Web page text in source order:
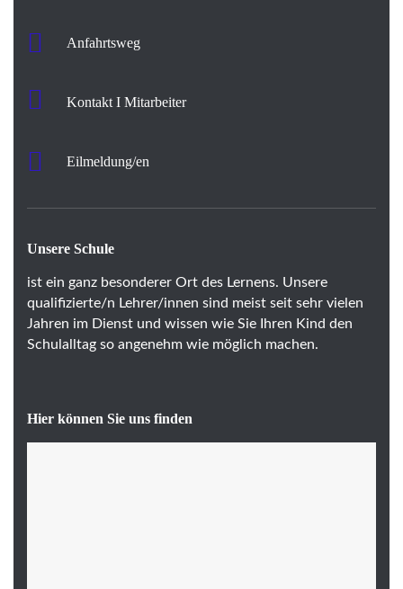
Anfahrtsweg
Kontakt I Mitarbeiter
Eilmeldung/en
Unsere Schule
ist ein ganz besonderer Ort des Lernens. Unsere
qualifizierte/n Lehrer/innen sind meist seit sehr vielen
Jahren im Dienst und wissen wie Sie Ihren Kind den
Schulalltag so angenehm wie möglich machen.
Hier können Sie uns finden